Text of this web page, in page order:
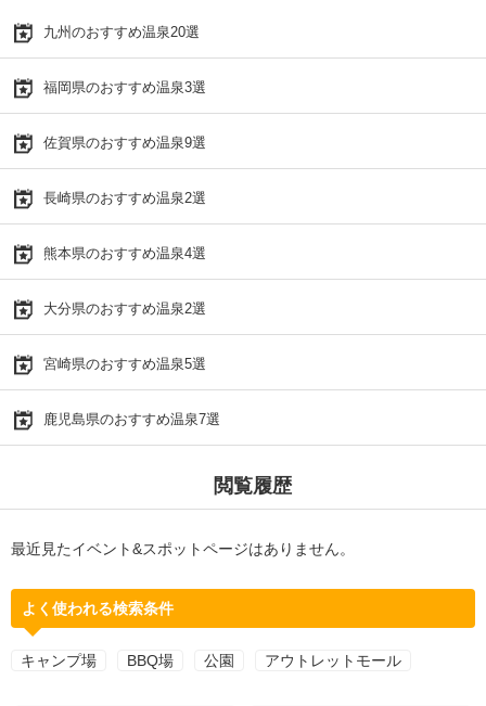
九州のおすすめ温泉20選
福岡県のおすすめ温泉3選
佐賀県のおすすめ温泉9選
長崎県のおすすめ温泉2選
熊本県のおすすめ温泉4選
大分県のおすすめ温泉2選
宮崎県のおすすめ温泉5選
鹿児島県のおすすめ温泉7選
閲覧履歴
最近見たイベント&スポットページはありません。
よく使われる検索条件
キャンプ場 BBQ場 公園 アウトレットモール